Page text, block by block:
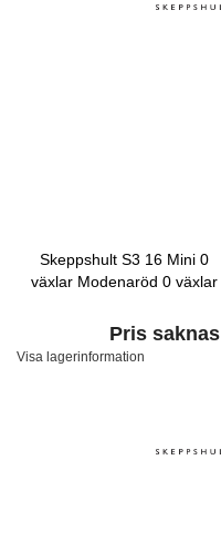
Skeppshult S3 16 Mini 0
växlar Modenaröd 0 växlar
Pris saknas
Visa lagerinformation